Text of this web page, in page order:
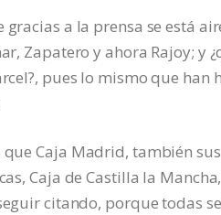
a la prensa se está
Zapatero y ahora Rajoy; y
pues lo mismo que han
Caja Madrid, también
Caja de Castilla la
citando, porque todas